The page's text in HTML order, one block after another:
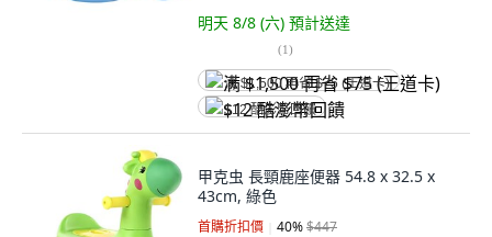
明天 8/8 (六) 預計送達
(1)
满 $1,500 再省 $75 (王道卡)
$12 酷澎幣回饋
甲克虫 長頸鹿座便器 54.8 x 32.5 x
43cm, 綠色
首購折扣價 40%$447